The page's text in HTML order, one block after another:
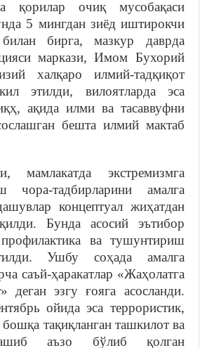
қорилар очиқ мусобақаси
5 мингдан зиёд иштирокчи
бирга, мазкур даврда
маркази, Имом Бухорий
халқаро илмий-тадқиқот
этилди, вилоятларда эса
ақида илми ва тасаввуфни
бешта илмий мактаб
мамлакатда экстремизмга
тадбирларини амалга
концептуал жиҳатдан
Бунда асосий эътибор
ва тушунтириш
Ушбу соҳада амалга
саъй-ҳаракатлар «Жаҳолатга
деган эзгу ғояга асосланди.
ойида эса террористик,
бошқа тақиқланган ташкилот ва
аъзо бўлиб қолган